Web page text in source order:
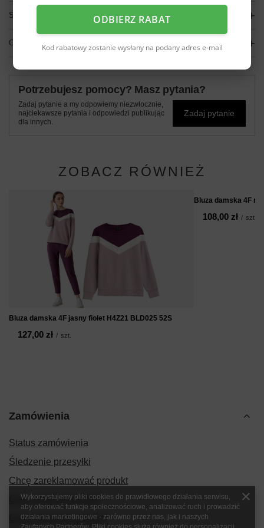
SZCZEGÓŁOWE DANE
OPINIE
Potrzebujesz pomocy? Masz pytania?
Zadaj pytanie a my odpowiemy niezwłocznie,
najciekawsze pytania i odpowiedzi publikując
dla innych.
Zadaj pytanie
ZOBACZ RÓWNIEŻ
Bluza damska 4F jasny fiolet H4Z21 BLD025 52S
127,00 zł / szt.
Bluza damska 4F
108,00 zł / szt.
Zamówienia
Status zamówienia
Śledzenie przesyłki
Chcę zareklamować produkt
Chcę zwrócić produkt
Chcę wymienić produkt
ODBIERZ RABAT
Kod rabatowy zostanie wysłany na podany adres e-mail
Wykorzystujemy pliki cookies do prawidłowego działania serwisu,
aby oferować funkcje społecznościowe, analizować ruch i prowadzić
działania marketingowe - zarówno przez nas, jak i naszych